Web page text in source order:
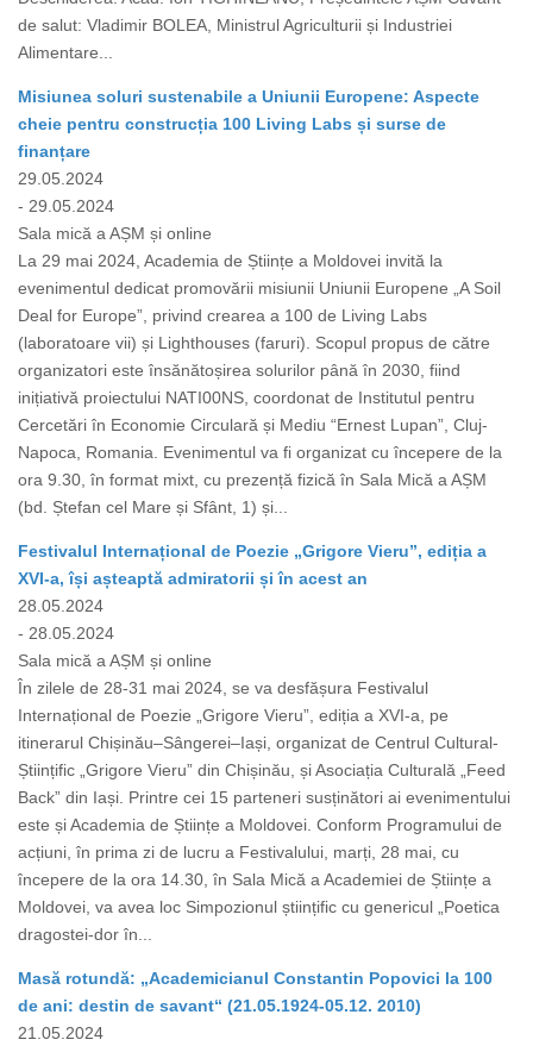
de salut: Vladimir BOLEA, Ministrul Agriculturii și Industriei
Alimentare...
Misiunea soluri sustenabile a Uniunii Europene: Aspecte
cheie pentru construcția 100 Living Labs și surse de
finanțare
29.05.2024
- 29.05.2024
Sala mică a AȘM și online
La 29 mai 2024, Academia de Științe a Moldovei invită la
evenimentul dedicat promovării misiunii Uniunii Europene „A Soil
Deal for Europe”, privind crearea a 100 de Living Labs
(laboratoare vii) și Lighthouses (faruri). Scopul propus de către
organizatori este însănătoșirea solurilor până în 2030, fiind
inițiativă proiectului NATI00NS, coordonat de Institutul pentru
Cercetări în Economie Circulară și Mediu “Ernest Lupan”, Cluj-
Napoca, Romania. Evenimentul va fi organizat cu începere de la
ora 9.30, în format mixt, cu prezență fizică în Sala Mică a AȘM
(bd. Ștefan cel Mare și Sfânt, 1) și...
Festivalul Internațional de Poezie „Grigore Vieru”, ediția a
XVI-a, își așteaptă admiratorii și în acest an
28.05.2024
- 28.05.2024
Sala mică a AȘM și online
În zilele de 28-31 mai 2024, se va desfășura Festivalul
Internațional de Poezie „Grigore Vieru”, ediția a XVI-a, pe
itinerarul Chișinău–Sângerei–Iași, organizat de Centrul Cultural-
Științific „Grigore Vieru” din Chișinău, și Asociația Culturală „Feed
Back” din Iași. Printre cei 15 parteneri susținători ai evenimentului
este și Academia de Științe a Moldovei. Conform Programului de
acțiuni, în prima zi de lucru a Festivalului, marți, 28 mai, cu
începere de la ora 14.30, în Sala Mică a Academiei de Științe a
Moldovei, va avea loc Simpozionul științific cu genericul „Poetica
dragostei-dor în...
Masă rotundă: „Academicianul Constantin Popovici la 100
de ani: destin de savant“ (21.05.1924-05.12. 2010)
21.05.2024